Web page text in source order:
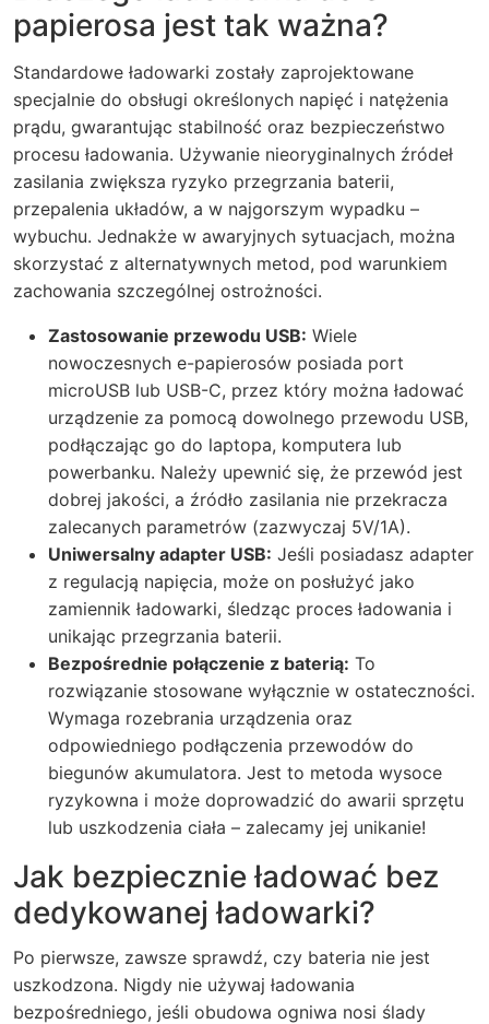
papierosa jest tak ważna?
Standardowe ładowarki zostały zaprojektowane
specjalnie do obsługi określonych napięć i natężenia
prądu, gwarantując stabilność oraz bezpieczeństwo
procesu ładowania. Używanie nieoryginalnych źródeł
zasilania zwiększa ryzyko przegrzania baterii,
przepalenia układów, a w najgorszym wypadku –
wybuchu. Jednakże w awaryjnych sytuacjach, można
skorzystać z alternatywnych metod, pod warunkiem
zachowania szczególnej ostrożności.
Zastosowanie przewodu USB: Wiele
nowoczesnych e-papierosów posiada port
microUSB lub USB-C, przez który można ładować
urządzenie za pomocą dowolnego przewodu USB,
podłączając go do laptopa, komputera lub
powerbanku. Należy upewnić się, że przewód jest
dobrej jakości, a źródło zasilania nie przekracza
zalecanych parametrów (zazwyczaj 5V/1A).
Uniwersalny adapter USB: Jeśli posiadasz adapter
z regulacją napięcia, może on posłużyć jako
zamiennik ładowarki, śledząc proces ładowania i
unikając przegrzania baterii.
Bezpośrednie połączenie z baterią: To
rozwiązanie stosowane wyłącznie w ostateczności.
Wymaga rozebrania urządzenia oraz
odpowiedniego podłączenia przewodów do
biegunów akumulatora. Jest to metoda wysoce
ryzykowna i może doprowadzić do awarii sprzętu
lub uszkodzenia ciała – zalecamy jej unikanie!
Jak bezpiecznie ładować bez
dedykowanej ładowarki?
Po pierwsze, zawsze sprawdź, czy bateria nie jest
uszkodzona. Nigdy nie używaj ładowania
bezpośredniego, jeśli obudowa ogniwa nosi ślady